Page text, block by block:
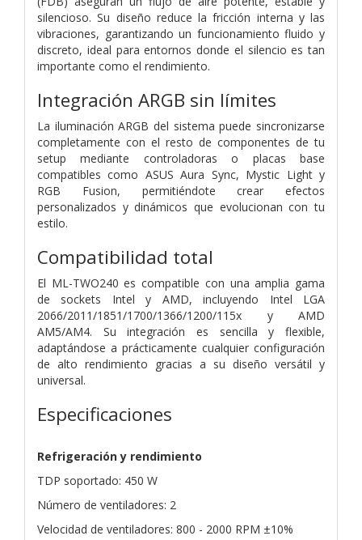
silencioso. Su diseño reduce la fricción interna y las
vibraciones, garantizando un funcionamiento fluido y
discreto, ideal para entornos donde el silencio es tan
importante como el rendimiento.
Integración ARGB sin límites
La iluminación ARGB del sistema puede sincronizarse
completamente con el resto de componentes de tu
setup mediante controladoras o placas base
compatibles como ASUS Aura Sync, Mystic Light y
RGB Fusion, permitiéndote crear efectos
personalizados y dinámicos que evolucionan con tu
estilo.
Compatibilidad total
El ML-TWO240 es compatible con una amplia gama
de sockets Intel y AMD, incluyendo Intel LGA
2066/2011/1851/1700/1366/1200/115x y AMD
AM5/AM4. Su integración es sencilla y flexible,
adaptándose a prácticamente cualquier configuración
de alto rendimiento gracias a su diseño versátil y
universal.
Especificaciones
Refrigeración y rendimiento
TDP soportado: 450 W
Número de ventiladores: 2
Velocidad de ventiladores: 800 - 2000 RPM ±10%